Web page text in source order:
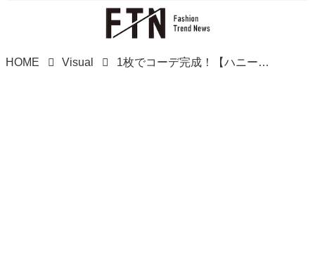
HOME Visual 1枚でコーデ完成！【ハニーズ】思わず二度見されそう♡「上品ワンピ」